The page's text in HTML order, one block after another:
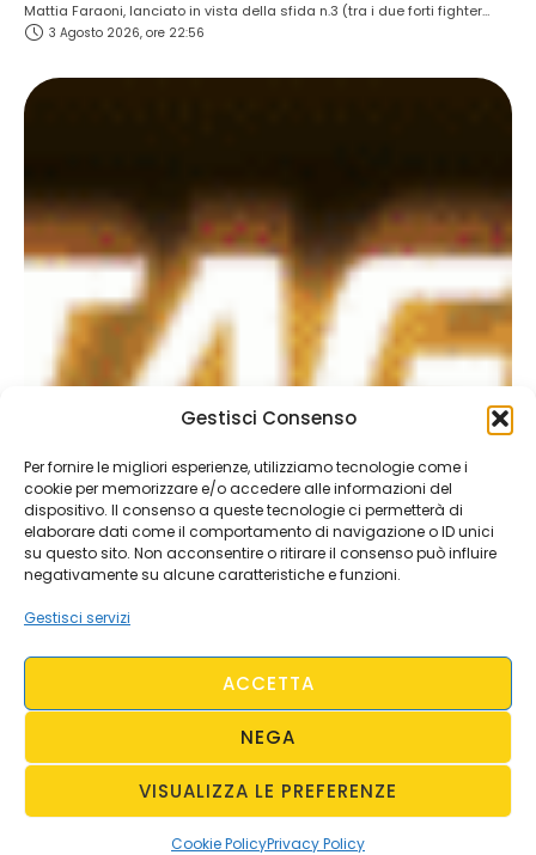
Gestisci Consenso
Per fornire le migliori esperienze, utilizziamo tecnologie come i
cookie per memorizzare e/o accedere alle informazioni del
dispositivo. Il consenso a queste tecnologie ci permetterà di
elaborare dati come il comportamento di navigazione o ID unici
su questo sito. Non acconsentire o ritirare il consenso può influire
negativamente su alcune caratteristiche e funzioni.
Gestisci servizi
ACCETTA
NEGA
VISUALIZZA LE PREFERENZE
Cookie PolicyPrivacy Policy
Mattia Faraoni, lanciato in vista della sfida n.3 (tra i due forti fighter
europei), programmata al PalaPellicone di Ostia, all’interno della
3 Agosto 2026, ore 22:56